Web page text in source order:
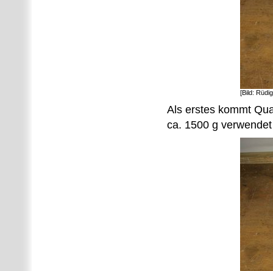
[Bild:
Als erstes kommt
ca. 1500 g